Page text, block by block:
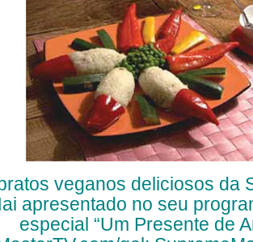
veganos deliciosos da
apresentado no seu
especial “Um Presente de